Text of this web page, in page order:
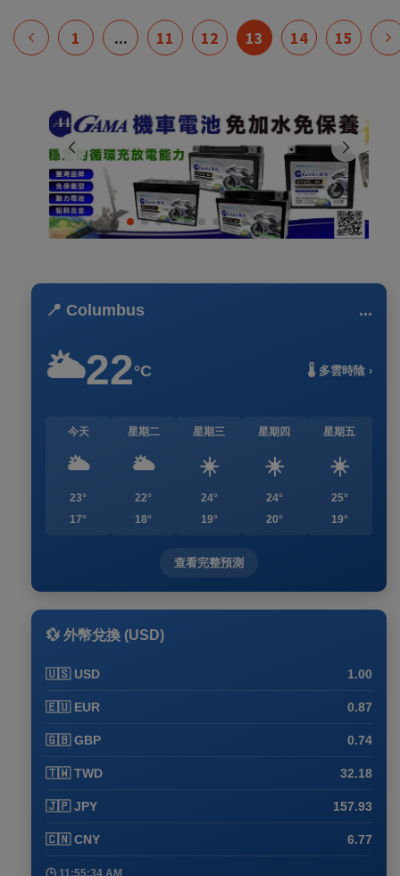
1 ... 11 12 13 14 15
📍 Columbus ...
🌥️22°C 🌡️ 多雲時陰 ›
今天
🌥️
23°
17°
星期二
🌥️
22°
18°
星期三
☀️
24°
19°
星期四
☀️
24°
20°
星期五
☀️
25°
19°
查看完整預測
💱 外幣兌換 (USD)
🇺🇸 USD 1.00
🇪🇺 EUR 0.87
🇬🇧 GBP 0.74
🇹🇼 TWD 32.18
🇯🇵 JPY 157.93
🇨🇳 CNY 6.77
🕒 11:55:34 AM